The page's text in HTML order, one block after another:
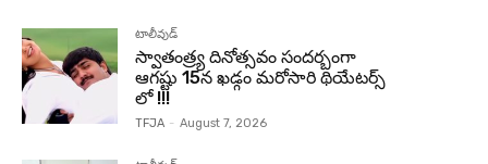
టాలీవుడ్
స్వాతంత్ర్య దినోత్సవం సందర్బంగా
ఆగష్టు 15న ఖడ్గం మరోసారి థియేటర్స్
లో !!!
TFJA - August 7, 2026